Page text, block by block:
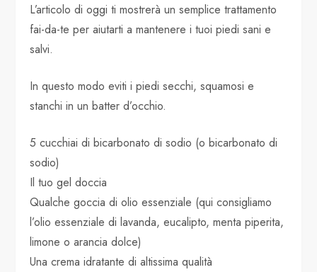
L’articolo di oggi ti mostrerà un semplice trattamento
fai-da-te per aiutarti a mantenere i tuoi piedi sani e
salvi.
In questo modo eviti i piedi secchi, squamosi e
stanchi in un batter d’occhio.
5 cucchiai di bicarbonato di sodio (o bicarbonato di
sodio)
Il tuo gel doccia
Qualche goccia di olio essenziale (qui consigliamo
l’olio essenziale di lavanda, eucalipto, menta piperita,
limone o arancia dolce)
Una crema idratante di altissima qualità